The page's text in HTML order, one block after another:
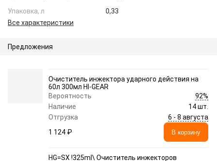
Упаковка, л
0,33
Все характеристики
Предложения
Очиститель инжектора ударного действия на
60л 300мл HI-GEAR
Вероятность
92%
Наличие
14 шт.
Отгрузка
6 - 8 августа
1 124 ₽
В корзину
HG=SX !325ml\ Очиститель инжекторов